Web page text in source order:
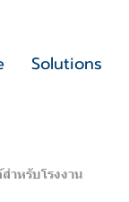
Solutions
ำหรับโรงงาน